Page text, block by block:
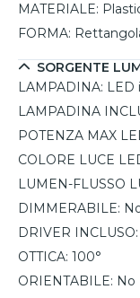
MATERIALE:
FORMA:
SORGENTE
LAMPADINA: LED
LAMPADINA
POTENZA MAX
COLORE LUCE
LUMEN-FLUSSO
DIMMERABILE:
DRIVER INCLUSO:
OTTICA: 100°
ORIENTABILE: No